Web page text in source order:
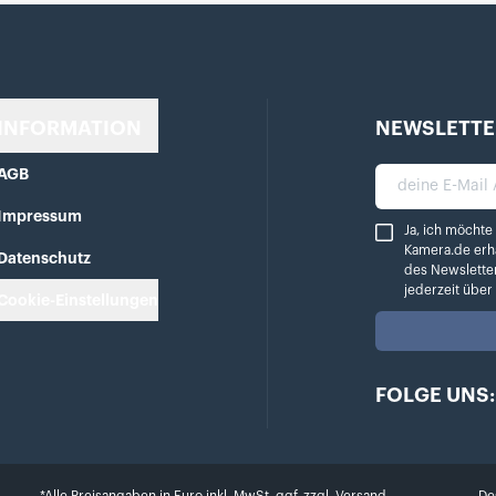
deine E-Mail
Ja, ich möchte
Ja, ich
Kamera.de
des
jederzeit über
FOLGE UNS: